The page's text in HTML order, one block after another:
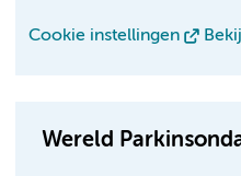
Cookie instellingen
Wereld